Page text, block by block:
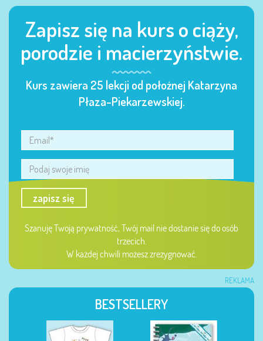
Zapisz się na kurs o ciąży,
porodzie i macierzyństwie.
Kurs zawiera 25 lekcji od położnej Katarzyna
Płaza-Piekarzewskiej.
zapisz się
Szanuję Twoją prywatność, Twój mail nie dostanie się do osób
trzecich.
W każdej chwili możesz zrezygnować.
REKLAMA
BESTSELLERY